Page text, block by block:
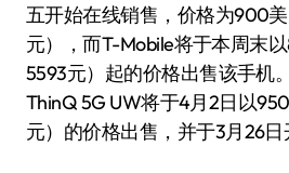
五开始在线销售，价格为900
元），而T-Mobile将于本周末
5593元）起的价格出售该手机
ThinQ 5G UW将于4月2日以
元）的价格出售，并于3月26日